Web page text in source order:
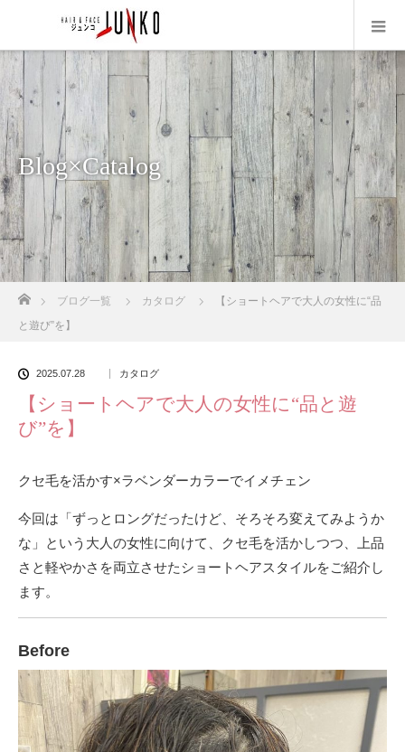
Blog×Catalog
ブログ一覧 カタログ
【ショートヘアで大人の女性に“品
と遊び”を】
2025.07.28 カタログ
【ショートヘアで大人の女性に“品と遊
び”を】
クセ毛を活かす×ラベンダーカラーでイメチェン
今回は「ずっとロングだったけど、そろそろ変えてみようか
な」という大人の女性に向けて、クセ毛を活かしつつ、上品
さと軽やかさを両立させたショートヘアスタイルをご紹介し
ます。
Before